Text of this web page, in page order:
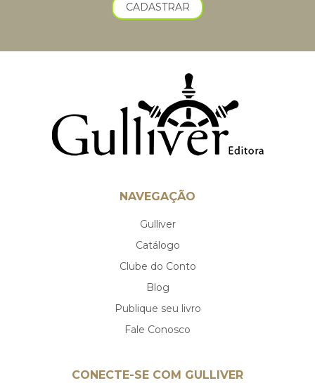
CADASTRAR
NAVEGAÇÃO
Gulliver
Catálogo
Clube do Conto
Blog
Publique seu livro
Fale Conosco
CONECTE-SE COM GULLIVER